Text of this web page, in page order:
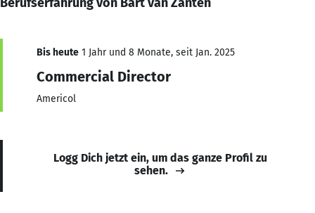
Bis heute 1 Jahr und 8 Monate, seit Jan. 2025
Commercial Director
Americol
Logg Dich jetzt ein, um das ganze Profil zu
sehen.